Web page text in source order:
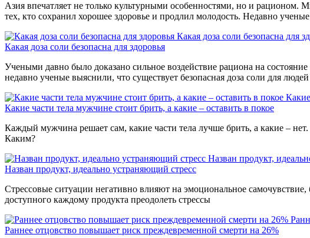
Азия впечатляет не только культурными особенностями, но и рационом.
тех, кто сохранил хорошее здоровье и продлил молодость. Недавно
Какая доза соли безопасна для
Какая доза соли безопасна для здоровья
Учеными давно было доказано сильное воздействие рациона на
недавно ученые выяснили, что существует безопасная доза соли для людей
Какие части тела мужчине стоит брить, а какие – оставить в покое
Каждый мужчина решает сам, какие части тела лучше брить, а какие –
Каким?
Назван продукт,
Назван продукт, идеально устраняющий стресс
Стрессовые ситуации негативно влияют на эмоциональное
доступного каждому продукта преодолеть стрессы
Раннее отцовство повышает риск преждевременной смерти на 26%